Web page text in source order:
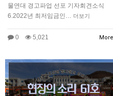
물연대 경고파업 선포 기자회견소식
6.2022년 최저임금인… 더보기
0 5,021 More